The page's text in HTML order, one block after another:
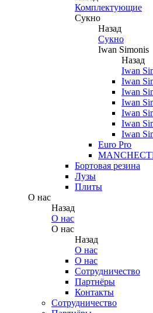
Комплектующие
Сукно
Назад
Сукно
Iwan Simonis
Назад
Iwan
Iwan
Iwan
Iwan
Iwan
Iwan
Iwan
Euro Pro
Бортовая резина
Лузы
Плиты
О нас
Назад
О нас
О нас
Назад
О нас
О нас
Сотрудничество
Партнёры
Контакты
Сотрудничество